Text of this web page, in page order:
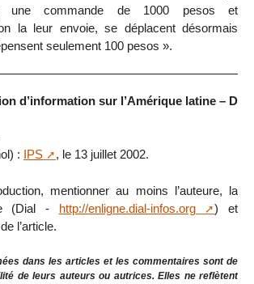
une commande de 1000 pesos et
la leur envoie, se déplacent désormais
seulement 100 pesos ».
d’information sur l’Amérique latine – D
:
IPS , le 13 juillet 2002.
mentionner au moins l’auteure, la
(Dial - http://enligne.dial-infos.org
) et
l’article.
dans les articles et les commentaires sont de
de leurs auteurs ou autrices. Elles ne reflètent